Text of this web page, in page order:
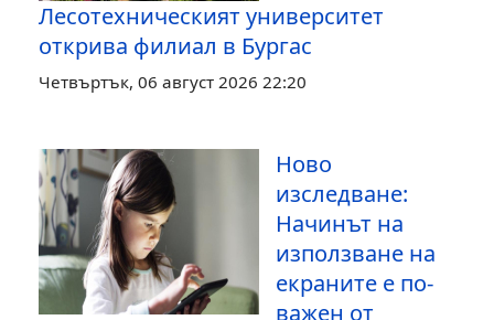
Лесотехническият университет
открива филиал в Бургас
Четвъртък, 06 август 2026 22:20
Ново
изследване:
Начинът на
използване на
екраните е по-
важен от